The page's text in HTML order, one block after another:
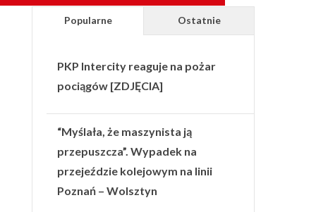
Popularne Ostatnie
PKP Intercity reaguje na pożar
pociągów [ZDJĘCIA]
“Myślała, że maszynista ją
przepuszcza”. Wypadek na
przejeździe kolejowym na linii
Poznań – Wolsztyn